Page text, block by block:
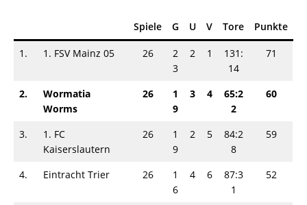
Spiele G U V Tore Punkte
1. 1. FSV Mainz 05 26
2
3
2 1
131:
14
71
2.
Wormatia
Worms
26
1
9
3 4
65:2
2
60
3.
1. FC
Kaiserslautern
26
1
9
2 5
84:2
8
59
4. Eintracht Trier 26
1
6
4 6
87:3
1
52